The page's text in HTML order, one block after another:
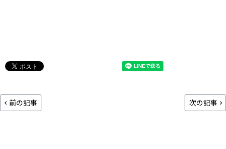
前の記事 次の記事